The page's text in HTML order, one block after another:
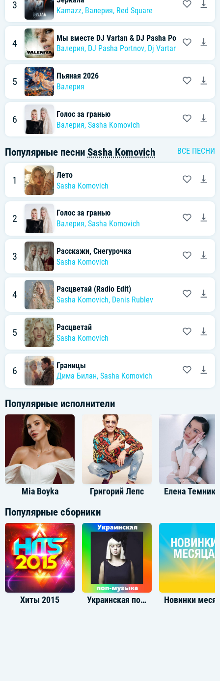
3
Kamazz, Валерия, Red Square
4
Мы вместе DJ Vartan & DJ Pasha Portnov AKA
Валерия, DJ Pasha Portnov, Dj Vartan
5
Пьяная 2026
Валерия
6
Голос за гранью
Валерия, Sasha Komovich
Популярные песни Sasha Komovich ВСЕ ПЕСНИ
1
Лето
Sasha Komovich
2
Голос за гранью
Валерия, Sasha Komovich
3
Расскажи, Снегурочка
Sasha Komovich
4
Расцветай (Radio Edit)
Sasha Komovich, Denis Rublev
5
Расцветай
Sasha Komovich
6
Границы
Дима Билан, Sasha Komovich
Популярные исполнители
Mia Boyka Григорий Лепс
Популярные сборники
Хиты 2015 Украинская поп-музыка